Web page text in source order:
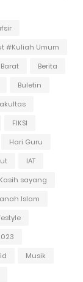
#Kuliah Umum
Barat
Berita
Buletin
FIKSI
Hari Guru
IAT
Kasih sayang
Islam
Musik